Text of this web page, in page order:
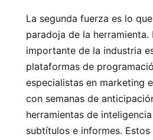
La segunda fuerza es lo
paradoja de la herramienta.
importante de la industria
plataformas de
especialistas en marketing
con semanas de
herramientas de
subtítulos e informes.